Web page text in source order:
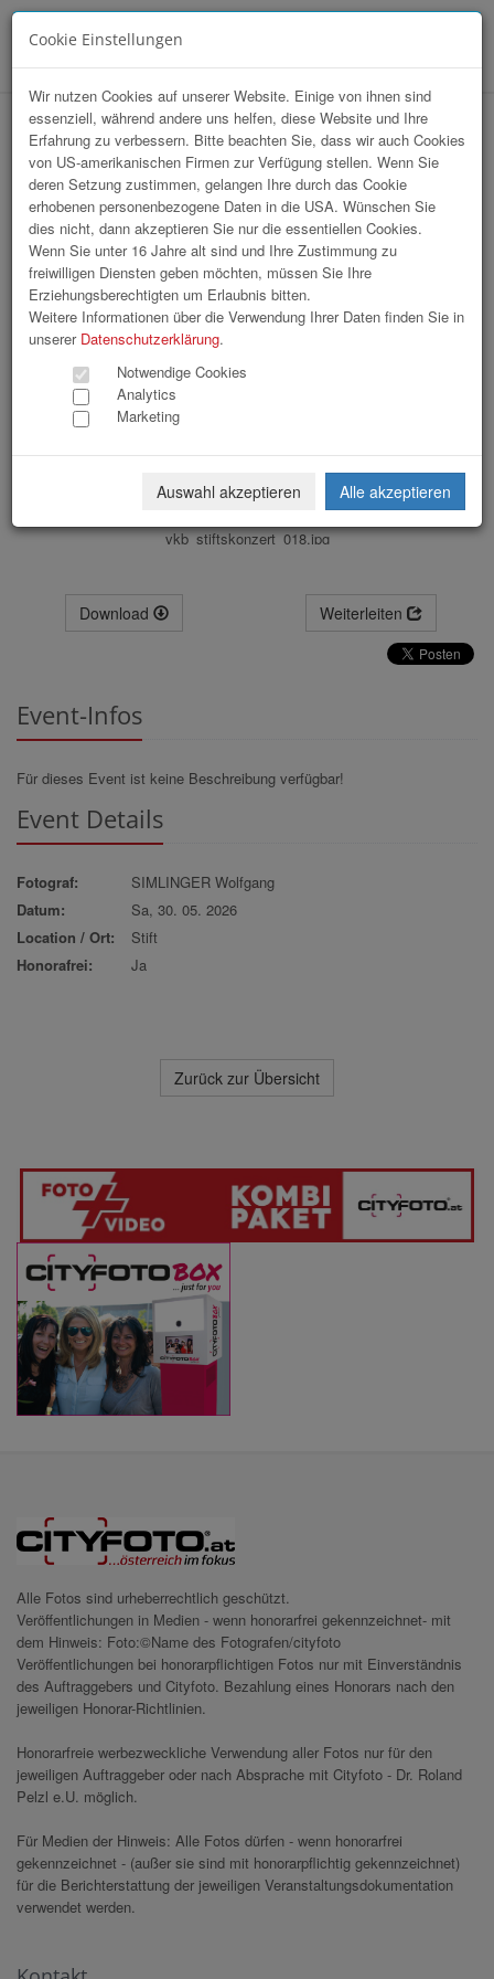
VKB Stiftskonzert
vkb_stiftskonzert_018.jpg
Download Weiterleiten
Event-Infos
Für dieses Event ist keine Beschreibung verfügbar!
Event Details
Fotograf:
SIMLINGER Wolfgang
Datum:
Sa, 30. 05. 2026
Location / Ort:
Stift
Honorafrei:
Ja
Zurück zur Übersicht
Alle Fotos sind urheberrechtlich geschützt.
Veröffentlichungen in Medien - wenn honorarfrei gekennzeichnet- mit
dem Hinweis: Foto:©Name des Fotografen/cityfoto
Veröffentlichungen bei honorarpflichtigen Fotos nur mit Einverständnis
des Auftraggebers und Cityfoto. Bezahlung eines Honorars nach den
jeweiligen Honorar-Richtlinien.
Honorarfreie werbezweckliche Verwendung aller Fotos nur für den
jeweiligen Auftraggeber oder nach Absprache mit Cityfoto - Dr. Roland
Pelzl e.U. möglich.
Für Medien der Hinweis: Alle Fotos dürfen - wenn honorarfrei
gekennzeichnet - (außer sie sind mit honorarpflichtig gekennzeichnet)
für die Berichterstattung der jeweiligen Veranstaltungsdokumentation
verwendet werden.
Cookie Einstellungen
Wir nutzen Cookies auf unserer Website. Einige von ihnen sind
essenziell, während andere uns helfen, diese Website und Ihre
Erfahrung zu verbessern. Bitte beachten Sie, dass wir auch Cookies
von US-amerikanischen Firmen zur Verfügung stellen. Wenn Sie
deren Setzung zustimmen, gelangen Ihre durch das Cookie
erhobenen personenbezogene Daten in die USA. Wünschen Sie
dies nicht, dann akzeptieren Sie nur die essentiellen Cookies.
Wenn Sie unter 16 Jahre alt sind und Ihre Zustimmung zu
freiwilligen Diensten geben möchten, müssen Sie Ihre
Erziehungsberechtigten um Erlaubnis bitten.
Weitere Informationen über die Verwendung Ihrer Daten finden Sie in
unserer Datenschutzerklärung.
Notwendige Cookies
Analytics
Marketing
Auswahl akzeptieren Alle akzeptieren